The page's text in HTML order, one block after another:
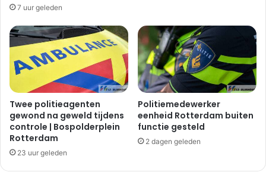
7 uur geleden
Twee politieagenten
gewond na geweld tijdens
controle | Bospolderplein
Rotterdam
23 uur geleden
Politiemedewerker
eenheid Rotterdam buiten
functie gesteld
2 dagen geleden